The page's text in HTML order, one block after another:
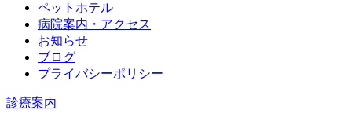
ペットホテル
病院案内・アクセス
お知らせ
ブログ
プライバシーポリシー
診療案内